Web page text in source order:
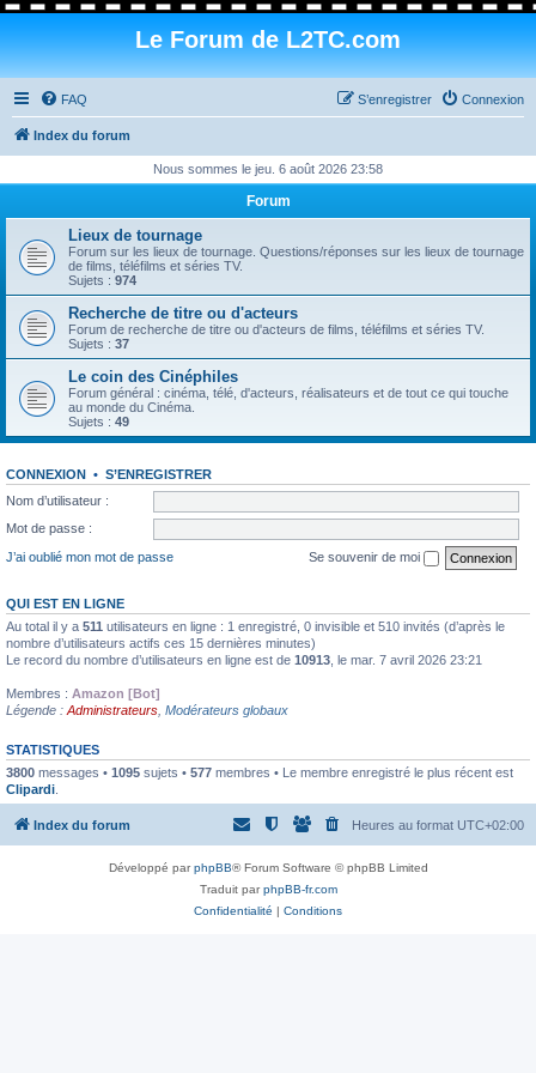
Le Forum de L2TC.com
FAQ Connexion
S’enregistrer
Index du forum
Nous sommes le jeu. 6 août 2026 23:58
Forum
Lieux de tournage
Forum sur les lieux de tournage. Questions/réponses sur les lieux de tournage
de films, téléfilms et séries TV.
Sujets : 974
Recherche de titre ou d'acteurs
Forum de recherche de titre ou d'acteurs de films, téléfilms et séries TV.
Sujets : 37
Le coin des Cinéphiles
Forum général : cinéma, télé, d'acteurs, réalisateurs et de tout ce qui touche
au monde du Cinéma.
Sujets : 49
CONNEXION • S’ENREGISTRER
Nom d’utilisateur :
Mot de passe :
J’ai oublié mon mot de passe
Se souvenir de moi
QUI EST EN LIGNE
Au total il y a 511 utilisateurs en ligne : 1 enregistré, 0 invisible et 510 invités (d’après le
nombre d’utilisateurs actifs ces 15 dernières minutes)
Le record du nombre d’utilisateurs en ligne est de 10913 , le mar. 7 avril 2026 23:21
Membres : Amazon [Bot]
Légende : Administrateurs Modérateurs globaux
STATISTIQUES
3800 messages • 1095 sujets • 577 membres • Le membre enregistré le plus récent est
Clipardi
Index du forum Heures au format UTC+02:00
Développé parphpBB® Forum Software © phpBB Limited
Traduit parphpBB-fr.com
Confidentialité | Conditions